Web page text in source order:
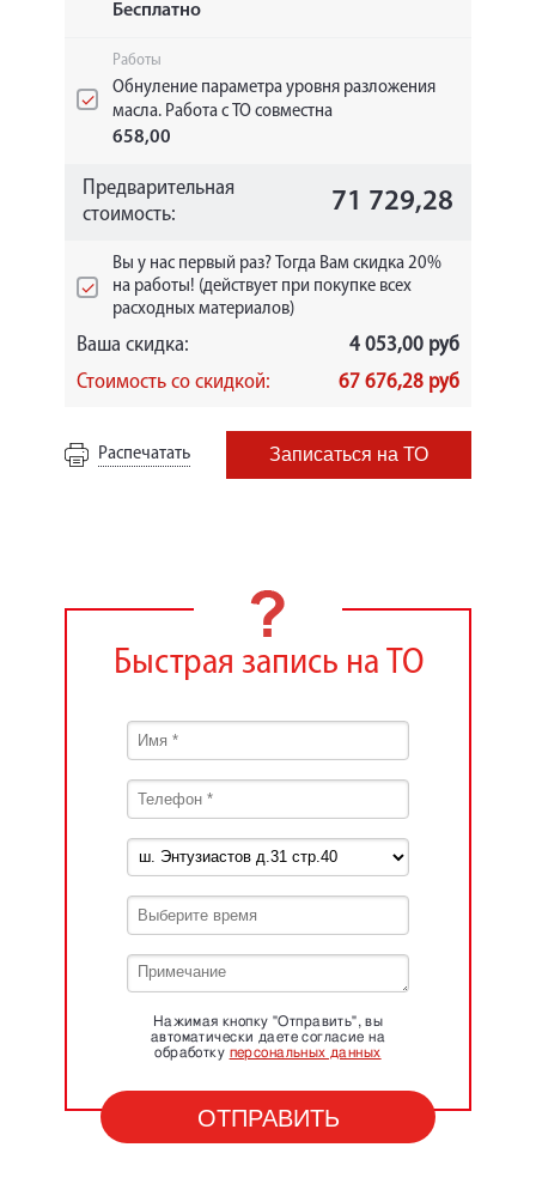
Бесплатно
Работы
Обнуление параметра уровня разложения
масла. Работа с ТО совместна
658,00
Предварительная
стоимость:
71 729,28
Вы у нас первый раз? Тогда Вам скидка 20%
на работы! (действует при покупке всех
расходных материалов)
Ваша скидка:
4 053,00 руб
Стоимость со скидкой:
67 676,28 руб
Распечатать Записаться на ТО
Быстрая запись на ТО
Нажимая кнопку "Отправить", вы
автоматически даете согласие на
обработку персональных данных